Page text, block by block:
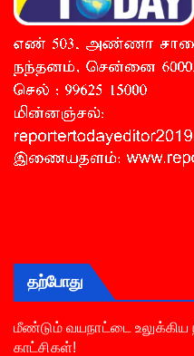
தற்போது
மீண்டும் வயநாட்டை உலுக்கிய
காட்சிகள்!